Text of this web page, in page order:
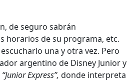
de seguro sabrán
horarios de su programa, etc.
una y otra vez. Pero
argentino de Disney Junior y
“Junior Express”, donde interpreta